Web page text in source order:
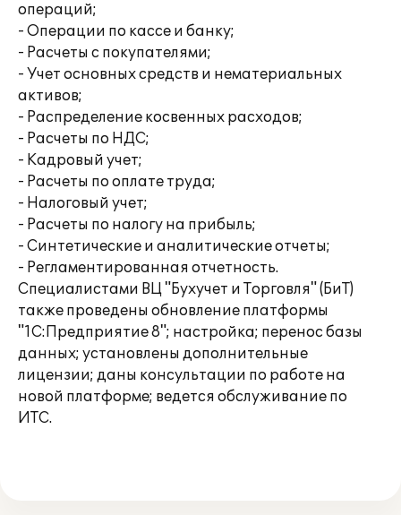
операций;
- Операции по кассе и банку;
- Расчеты с покупателями;
- Учет основных средств и нематериальных
активов;
- Распределение косвенных расходов;
- Расчеты по НДС;
- Кадровый учет;
- Расчеты по оплате труда;
- Налоговый учет;
- Расчеты по налогу на прибыль;
- Синтетические и аналитические отчеты;
- Регламентированная отчетность.
Специалистами ВЦ "Бухучет и Торговля" (БиТ)
также проведены обновление платформы
"1С:Предприятие 8"; настройка; перенос базы
данных; установлены дополнительные
лицензии; даны консультации по работе на
новой платформе; ведется обслуживание по
ИТС.